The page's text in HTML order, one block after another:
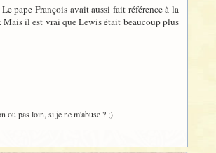
pape François avait aussi fait référence à la
Mais il est vrai que Lewis était beaucoup plus
ou pas loin, si je ne m'abuse ? ;)